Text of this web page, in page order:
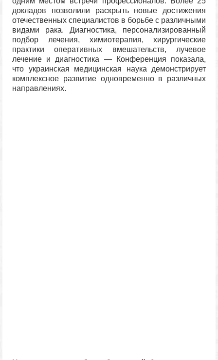
докладов позволили раскрыть новые достижения
отечественных специалистов в борьбе с различными
видами рака. Диагностика, персонализированный
подбор лечения, химиотерапия, хирургические
практики оперативных вмешательств, лучевое
лечение и диагностика — Конференция показала,
что украинская медицинская наука демонстрирует
комплексное развитие одновременно в различных
направлениях.